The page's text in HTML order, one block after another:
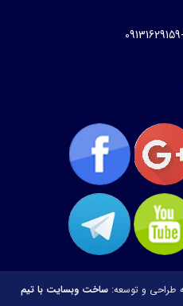
طراحی و توسعه:ساخت وبسایت با تیم